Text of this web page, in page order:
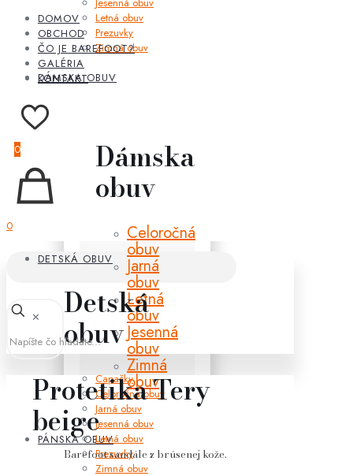
Letná obuv
Prezuvky
Zimná obuv
DÁMSKA OBUV
Dámska
obuv
Celoročná
obuv
Jarná
obuv
Letná
obuv
Jesenná
obuv
Zimná
obuv
PÁNSKA OBUV
DOMOV
OBCHOD
ČO JE BAREFOOT?
GALÉRIA
KONTAKT
0
0
DETSKÁ OBUV
Detská
obuv
Capačky
Celoročná obuv
Jarná obuv
Jesenná obuv
Letná obuv
Prezuvky
Zimná obuv
✕
Protetika Tery
beige
Barefoot sandále z brúsenej kože.